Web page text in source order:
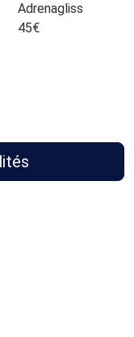
Adrenagliss
45€